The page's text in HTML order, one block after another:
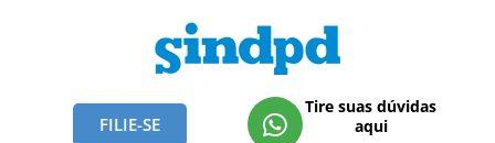
FILIE-SE
Tire suas dúvidas
aqui